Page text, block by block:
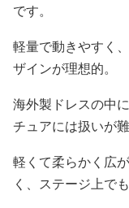
です。
軽量で動きやすく
ザインが理想的。
海外製ドレスの中
チュアには扱いが
軽くて柔らかく広
く、ステージ上で